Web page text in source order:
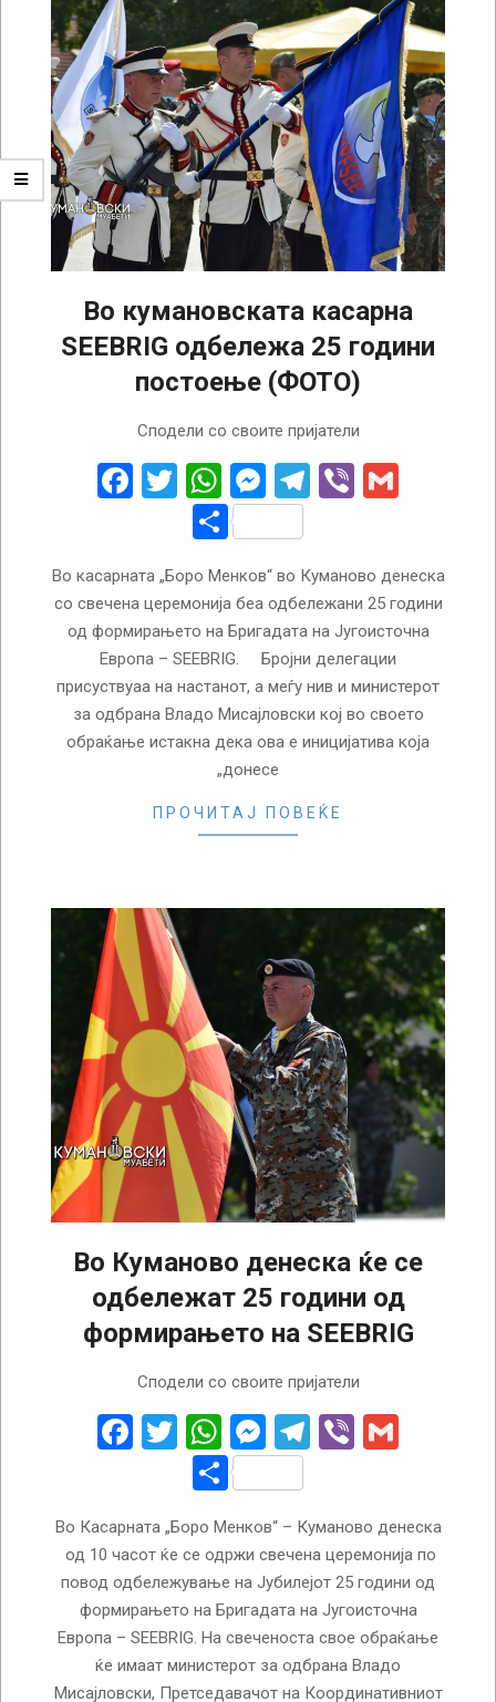
Во кумановската касарна
SEEBRIG одбележа 25 години
постоење (ФОТО)
Сподели со своите пријатели
Facebook
Twitter
WhatsApp
Messenger
Telegram
Viber
Share
Во касарната „Боро Менков“ во Куманово денеска
со свечена церемонија беа одбележани 25 години
од формирањето на Бригадата на Југоисточна
Европа – SEEBRIG. Бројни делегации
присуствуаа на настанот, а меѓу нив и министерот
за одбрана Владо Мисајловски кој во своето
обраќање истакна дека ова е иницијатива која
„донесе
ПРОЧИТАЈ ПОВЕЌЕ
Во Куманово денеска ќе се
одбележат 25 години од
формирањето на SEEBRIG
Сподели со своите пријатели
Facebook
Twitter
WhatsApp
Messenger
Telegram
Viber
Share
Во Касарната „Боро Менков“ – Куманово денеска
од 10 часот ќе се одржи свечена церемонија по
повод одбележување на Јубилејот 25 години од
формирањето на Бригадата на Југоисточна
Европа – SEEBRIG. На свеченоста свое обраќање
ќе имаат министерот за одбрана Владо
Мисајловски, Претседавачот на Координативниот